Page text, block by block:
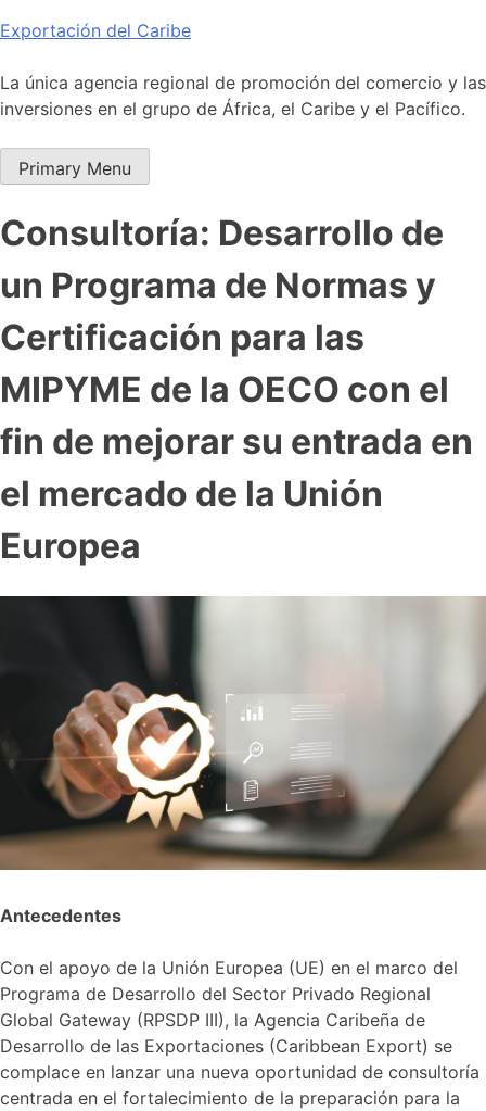
Skip
content
Exportación del Caribe
La única agencia regional de promoción del comercio y las
inversiones en el grupo de África, el Caribe y el Pacífico.
Primary Menu
Consultoría: Desarrollo de
un Programa de Normas y
Certificación para las
MIPYME de la OECO con el
fin de mejorar su entrada en
el mercado de la Unión
Europea
Antecedentes
Con el apoyo de la Unión Europea (UE) en el marco del
Programa de Desarrollo del Sector Privado Regional
Global Gateway (RPSDP III), la Agencia Caribeña de
Desarrollo de las Exportaciones (Caribbean Export) se
complace en lanzar una nueva oportunidad de consultoría
centrada en el fortalecimiento de la preparación para la